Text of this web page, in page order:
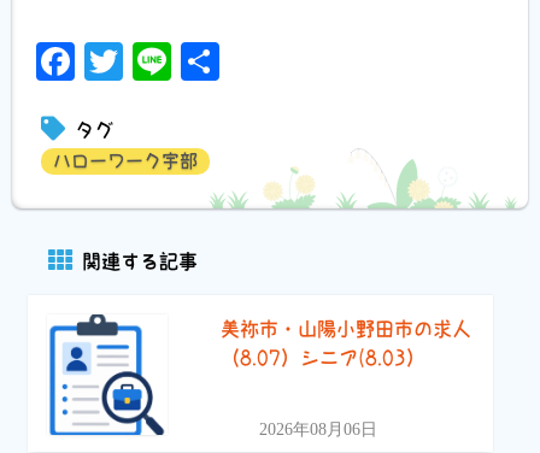
Facebook
Twitter
Line
タグ
ハローワーク宇部
関連する記事
美祢市・山陽小野田市の求人
（8.07）シニア(8.03）
2026年08月06日